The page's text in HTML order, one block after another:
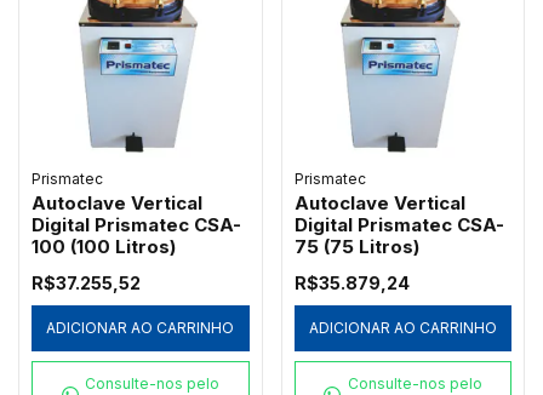
Prismatec
Autoclave Vertical
Digital Prismatec CSA-
100 (100 Litros)
R$37.255,52
ADICIONAR AO CARRINHO
Consulte-nos pelo
Prismatec
Autoclave Vertical
Digital Prismatec CSA-
75 (75 Litros)
R$35.879,24
ADICIONAR AO CARRINHO
Consulte-nos pelo